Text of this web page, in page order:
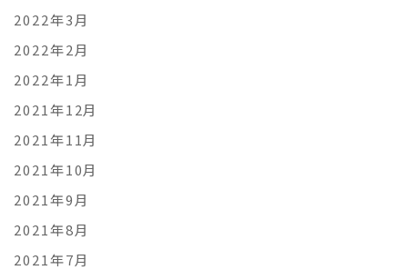
2022年3月
2022年2月
2022年1月
2021年12月
2021年11月
2021年10月
2021年9月
2021年8月
2021年7月